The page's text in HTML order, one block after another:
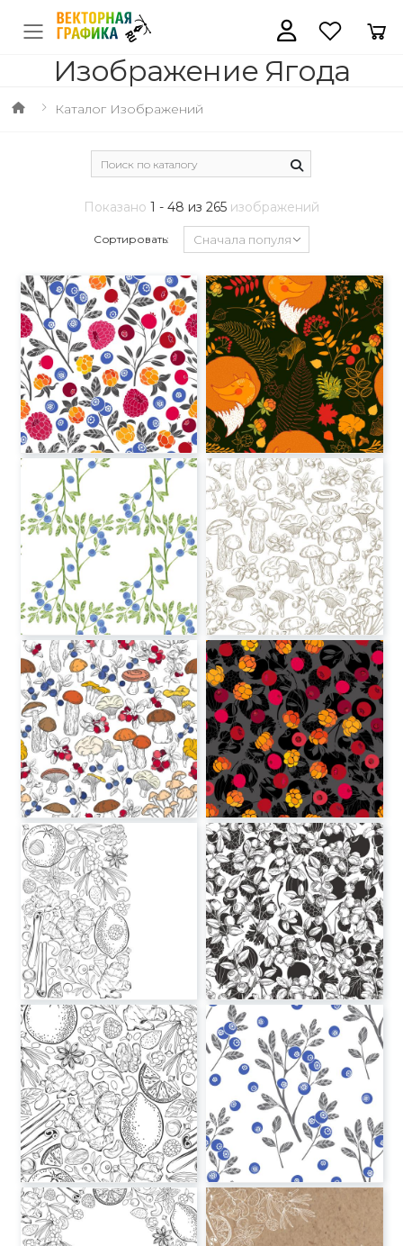
Изображение Ягода
Каталог Изображений
Показано 1 - 48 из 265 изображений
Сортировать: